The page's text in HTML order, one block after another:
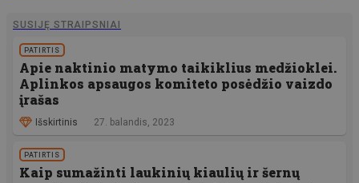
SUSIJĘ STRAIPSNIAI
PATIRTIS
Apie naktinio matymo taikiklius medžioklei.
Aplinkos apsaugos komiteto posėdžio vaizdo
įrašas
Išskirtinis 27. balandis, 2023
PATIRTIS
Kaip sumažinti laukinių kiaulių ir šernų